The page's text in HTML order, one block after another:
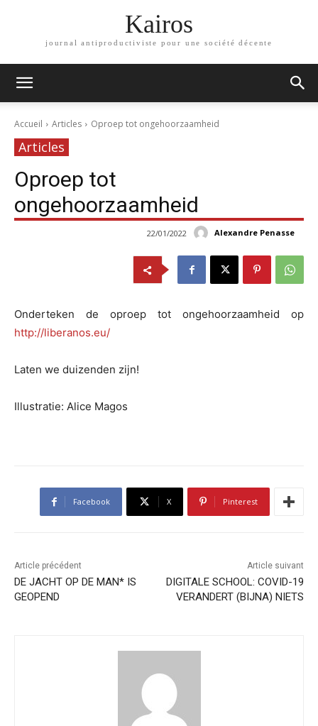
Kairos
journal antiproductiviste pour une société décente
Accueil Articles Oproep tot ongehoorzaamheid
Articles
Oproep tot
ongehoorzaamheid
Alexandre Penasse
22/01/2022
Onderteken de oproep tot ongehoorzaamheid op
http://liberanos.eu/
Laten we duizenden zijn!
Illustratie: Alice Magos
Facebook X Pinterest
Article précédent
DE JACHT OP DE MAN* IS
GEOPEND
Article suivant
DIGITALE SCHOOL: COVID-19
VERANDERT (BIJNA) NIETS